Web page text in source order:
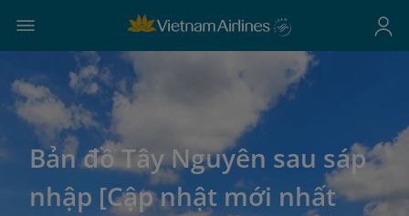
Bản đồ Tây Nguyên sau sáp
nhập [Cập nhật mới nhất